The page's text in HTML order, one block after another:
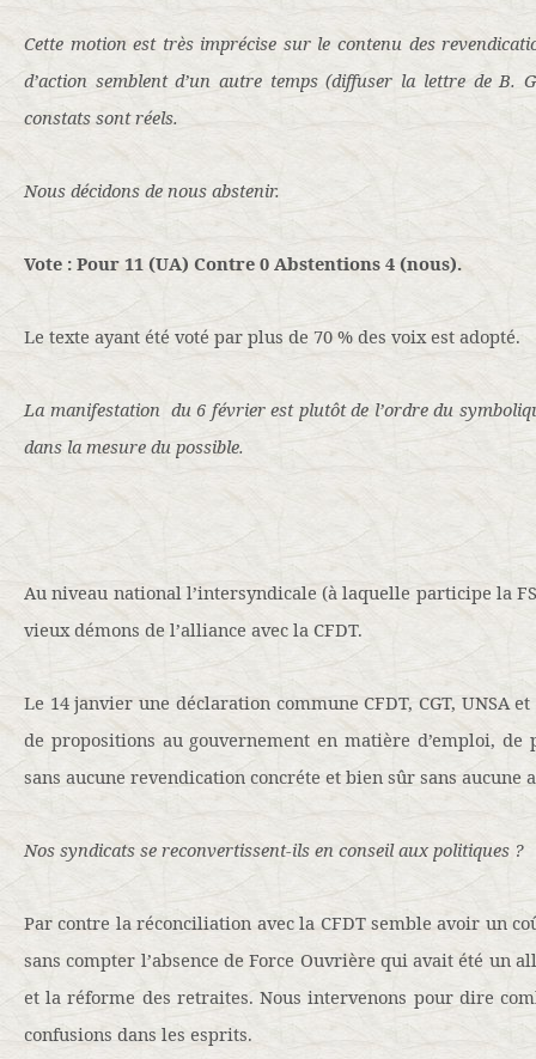
Cette motion est très imprécise sur le contenu des
d’action semblent d’un autre temps (diffuser la lettre de B.
constats sont réels.
Nous décidons de nous abstenir.
Vote : Pour 11 (UA) Contre 0 Abstentions 4 (nous).
Le texte ayant été voté par plus de 70 % des voix est adopté.
La manifestation du 6 février est plutôt de l’ordre du
dans la mesure du possible.
Au niveau national l’intersyndicale (à laquelle participe la
vieux démons de l’alliance avec la CFDT.
Le 14 janvier une déclaration commune CFDT, CGT, UNSA
de propositions au gouvernement en matière d’emploi, de
sans aucune revendication concréte et bien sûr sans aucune
Nos syndicats se reconvertissent-ils en conseil aux politiques ?
Par contre la réconciliation avec la CFDT semble avoir un
sans compter l’absence de Force Ouvrière qui avait été un
et la réforme des retraites. Nous intervenons pour dire
confusions dans les esprits.